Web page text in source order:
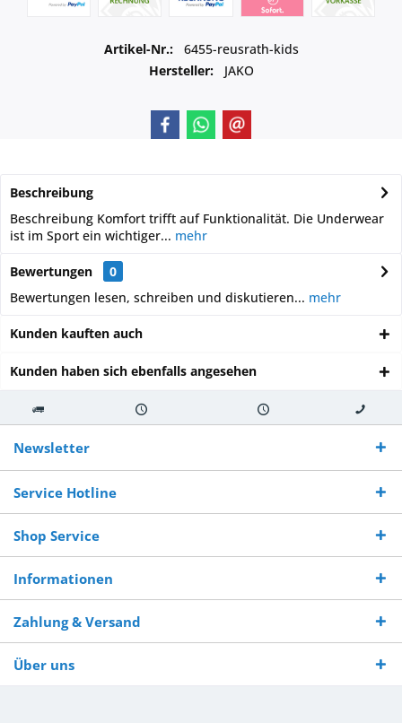
Artikel-Nr.:
6455-reusrath-kids
Hersteller:
JAKO
Beschreibung
Beschreibung Komfort trifft auf Funktionalität. Die Underwear
ist im Sport ein wichtiger... mehr
Bewertungen
0
Bewertungen lesen, schreiben und diskutieren... mehr
Kunden kauften auch
Kunden haben sich ebenfalls angesehen
Kostenloser
Versand ab €
250,-
Versand innerhalb von Versand von So erreichen
Sie uns 0160
970 511 90
Newsletter
Service Hotline
Shop Service
Informationen
Zahlung & Versand
Über uns